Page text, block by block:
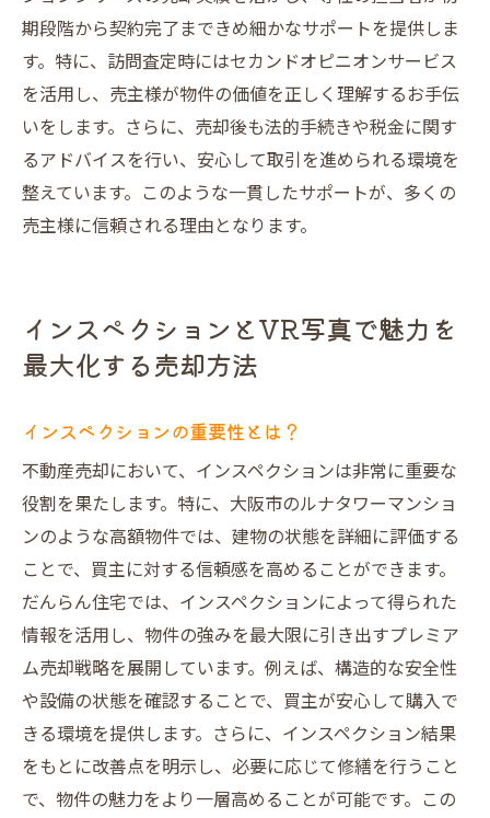
期段階から契約完了まできめ細かなサポートを提供しま
す。特に、訪問査定時にはセカンドオピニオンサービス
を活用し、売主様が物件の価値を正しく理解するお手伝
いをします。さらに、売却後も法的手続きや税金に関す
るアドバイスを行い、安心して取引を進められる環境を
整えています。このような一貫したサポートが、多くの
売主様に信頼される理由となります。
インスペクションとVR写真で魅力を
最大化する売却方法
インスペクションの重要性とは？
不動産売却において、インスペクションは非常に重要な
役割を果たします。特に、大阪市のルナタワーマンショ
ンのような高額物件では、建物の状態を詳細に評価する
ことで、買主に対する信頼感を高めることができます。
だんらん住宅では、インスペクションによって得られた
情報を活用し、物件の強みを最大限に引き出すプレミア
ム売却戦略を展開しています。例えば、構造的な安全性
や設備の状態を確認することで、買主が安心して購入で
きる環境を提供します。さらに、インスペクション結果
をもとに改善点を明示し、必要に応じて修繕を行うこと
で、物件の魅力をより一層高めることが可能です。この